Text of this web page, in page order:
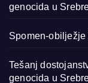
genocida u
Spomen-
Tešanj
genocida u